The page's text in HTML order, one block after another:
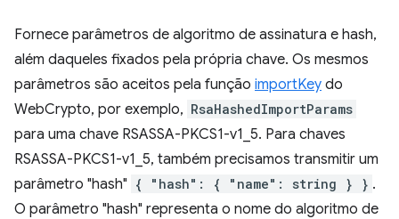
Fornece parâmetros de algoritmo de assinatura e hash,
além daqueles fixados pela própria chave. Os mesmos
parâmetros são aceitos pela função importKey do
WebCrypto, por exemplo, RsaHashedImportParams
para uma chave RSASSA-PKCS1-v1_5. Para chaves
RSASSA-PKCS1-v1_5, também precisamos transmitir um
parâmetro "hash" { "hash": { "name": string } } .
O parâmetro "hash" representa o nome do algoritmo de